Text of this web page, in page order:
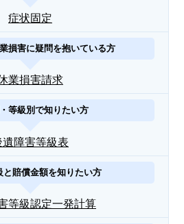
症状固定
損害に疑問を抱いている方
業損害請求
等級別で知りたい方
遺障害等級表
と賠償金額を知りたい方
等級認定一発計算